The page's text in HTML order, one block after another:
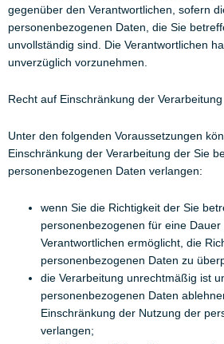
gegenüber den Verantwortlichen, sofern
personenbezogenen Daten, die Sie
unvollständig sind. Die Verantwortlichen
unverzüglich vorzunehmen.
Recht auf Einschränkung der Verarbeitung
Unter den folgenden Voraussetzungen
Einschränkung der Verarbeitung der Sie
personenbezogenen Daten verlangen:
wenn Sie die Richtigkeit der Sie
personenbezogenen für eine
Verantwortlichen ermöglicht, die
personenbezogenen Daten zu
die Verarbeitung unrechtmäßig ist
personenbezogenen Daten
Einschränkung der Nutzung der
verlangen;